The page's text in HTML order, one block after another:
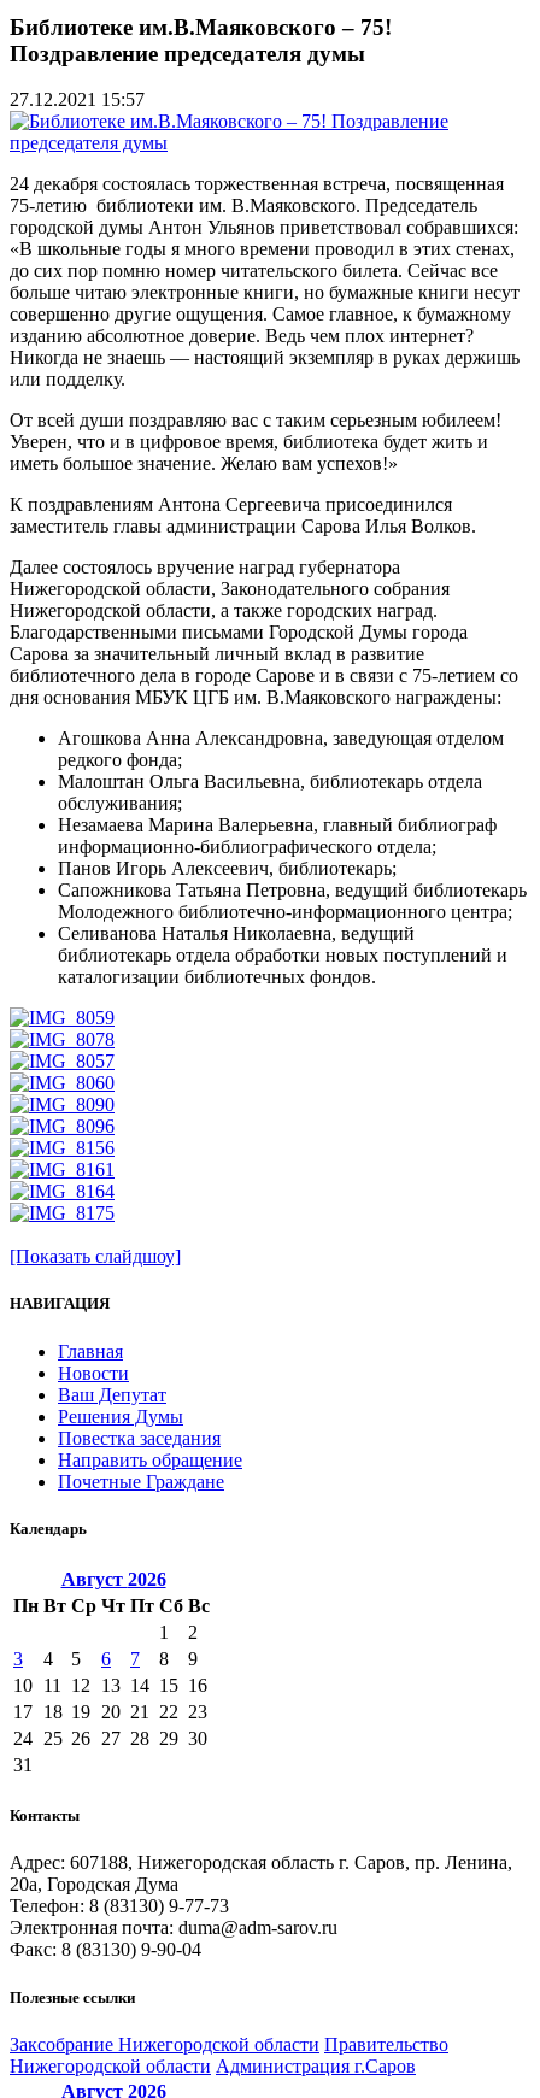
Библиотеке им.В.Маяковского – 75!
Поздравление председателя думы
27.12.2021 15:57
24 декабря состоялась торжественная встреча, посвященная
75-летию библиотеки им. В.Маяковского. Председатель
городской думы Антон Ульянов приветствовал собравшихся:
«В школьные годы я много времени проводил в этих стенах,
до сих пор помню номер читательского билета. Сейчас все
больше читаю электронные книги, но бумажные книги несут
совершенно другие ощущения. Самое главное, к бумажному
изданию абсолютное доверие. Ведь чем плох интернет?
Никогда не знаешь — настоящий экземпляр в руках держишь
или подделку.
От всей души поздравляю вас с таким серьезным юбилеем!
Уверен, что и в цифровое время, библиотека будет жить и
иметь большое значение. Желаю вам успехов!»
К поздравлениям Антона Сергеевича присоединился
заместитель главы администрации Сарова Илья Волков.
Далее состоялось вручение наград губернатора
Нижегородской области, Законодательного собрания
Нижегородской области, а также городских наград.
Благодарственными письмами Городской Думы города
Сарова за значительный личный вклад в развитие
библиотечного дела в городе Сарове и в связи с 75-летием со
дня основания МБУК ЦГБ им. В.Маяковского награждены:
Агошкова Анна Александровна, заведующая отделом
редкого фонда;
Малоштан Ольга Васильевна, библиотекарь отдела
обслуживания;
Незамаева Марина Валерьевна, главный библиограф
информационно-библиографического отдела;
Панов Игорь Алексеевич, библиотекарь;
Сапожникова Татьяна Петровна, ведущий библиотекарь
Молодежного библиотечно-информационного центра;
Селиванова Наталья Николаевна, ведущий
библиотекарь отдела обработки новых поступлений и
каталогизации библиотечных фондов.
[Показать слайдшоу]
НАВИГАЦИЯ
Главная
Новости
Ваш Депутат
Решения Думы
Повестка заседания
Направить обращение
Почетные Граждане
Календарь
Август 2026
Пн Вт Ср Чт Пт Сб Вс
1
2
3
4 5 6 7 8
9
10 11 12 13 14 15 16
17 18 19 20 21 22 23
24 25 26 27 28 29 30
31
Контакты
Адрес: 607188, Нижегородская область г. Саров, пр. Ленина,
20а, Городская Дума
Телефон: 8 (83130) 9-77-73
Электронная почта: duma@adm-sarov.ru
Факс: 8 (83130) 9-90-04
Полезные ссылки
Закcобрание Нижегородской области Правительство
Нижегородской области Администрация г.Саров
Август 2026